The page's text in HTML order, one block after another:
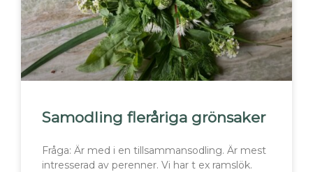
Samodling fleråriga grönsaker
Fråga: Är med i en tillsammansodling. Är mest
intresserad av perenner. Vi har t ex ramslök.